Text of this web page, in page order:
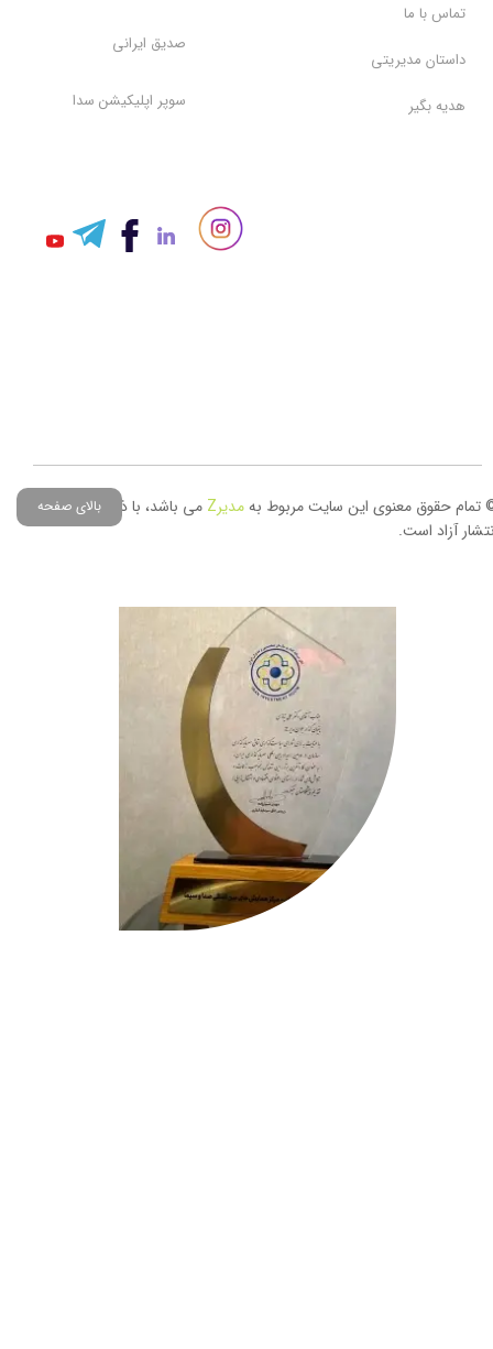
تماس با ما
داستان مدیریتی
هدیه بگیر
صدیق ایرانی
سوپر اپلیکیشن سدا
تمام حقوق معنوی این سایت مربوط بهمدیرZ می باشد، با ذکر منبع حق
آزاد است.
بالای صفحه